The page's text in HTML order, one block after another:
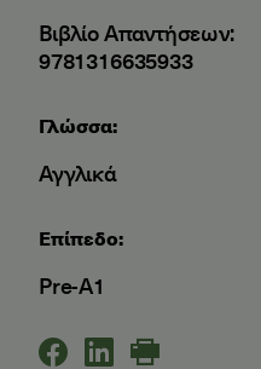
Βιβλίο Απαντήσεων:
9781316635933
Γλώσσα:
Αγγλικά
Επίπεδο:
Pre-A1